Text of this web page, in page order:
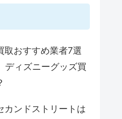
取おすすめ業者7選
ディズニーグッズ買
カンドストリートは